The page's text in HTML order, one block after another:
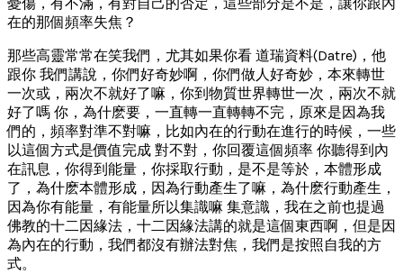
在的那個頻率失焦？
那些高靈常常在笑我們，尤其如果你看 道瑞資料(Datre)，他
跟你 我們講說，你們好奇妙啊，你們做人好奇妙，本來轉世
一次或，兩次不就好了嘛，你到物質世界轉世一次，兩次不就
好了嗎 你，為什麽要，一直轉一直轉轉不完，原來是因為我
們的，頻率對準不對嘛，比如內在的行動在進行的時候，一些
以這個方式是價值完成 對不對，你回覆這個頻率 你聽得到內
在訊息，你得到能量，你採取行動，是不是等於，本體形成
了，為什麽本體形成，因為行動產生了嘛，為什麽行動產生，
因為你有能量，有能量所以集識嘛 集意識，我在之前也提過
佛教的十二因緣法，十二因緣法講的就是這個東西啊，但是因
為內在的行動，我們都沒有辦法對焦，我們是按照自我的方
式。